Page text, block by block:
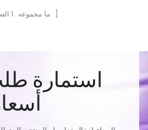
[ ما مجموعه 1 الصفحات ]
استمارة